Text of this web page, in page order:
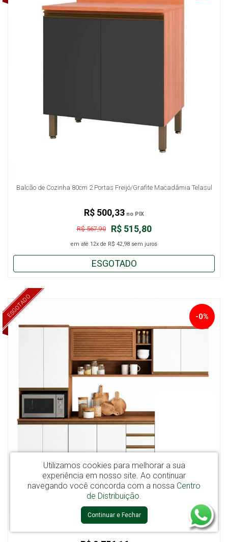
Balcão de Cozinha 80cm 2 Portas Freijó/Grafite Macadâmia Telasul
R$ 515,80
R$ 567,90
em até 12x de R$ 42,98 sem juros
R$ 500,33 no PIX
ESGOTADO
ESGOTADO
Cozinha Modulada 04 Peças Macadamia TELASUL
-0%
Utilizamos cookies para melhorar a sua
experiência em nosso site. Ao continuar
navegando você concorda com a nossa Centro
de Distribuição.
Continuar e Fechar